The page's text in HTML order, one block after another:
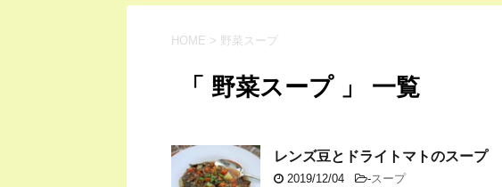
HOME > 野菜スープ
「 野菜スープ 」 一覧
レンズ豆とドライトマトのスープ
2019/12/04 -スープ